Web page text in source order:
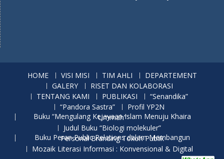
HOME VISI MISI TIM AHLI
DEPARTEMENT
GALERY
RISET DAN KOLABORASI
TENTANG KAMI
PUBLIKASI
“Senandika”
“Pandora Sastra”
Profil YP2N
Buku “Mengulang Kejayaan Islam Menuju Khaira Ummah”
Judul Buku “Biologi molekuler”
Buku Peran Public Relations dalam Membangun Personal Branding Tokoh Publik
Mozaik Literasi Informasi : Konvensional & Digital